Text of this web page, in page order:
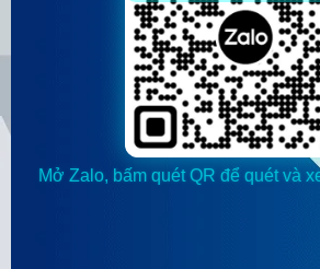
Mở Zalo, bấm quét QR để quét và